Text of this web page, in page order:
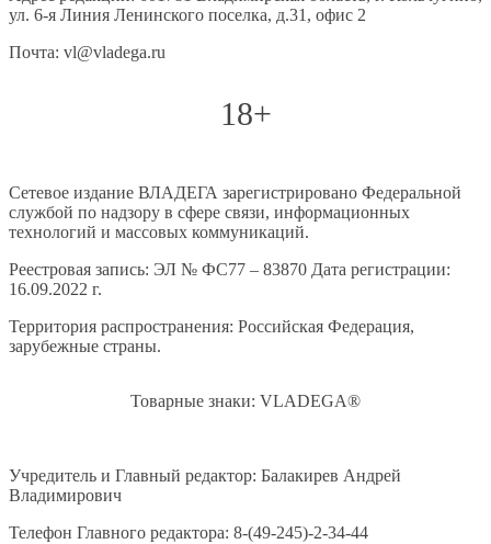
ул. 6-я Линия Ленинского поселка, д.31, офис 2
Почта: vl@vladega.ru
18+
Сетевое издание ВЛАДЕГА зарегистрировано Федеральной
службой по надзору в сфере связи, информационных
технологий и массовых коммуникаций.
Реестровая запись: ЭЛ № ФС77 – 83870 Дата регистрации:
16.09.2022 г.
Территория распространения: Российская Федерация,
зарубежные страны.
Товарные знаки: VLADEGA®
Учредитель и Главный редактор: Балакирев Андрей
Владимирович
Телефон Главного редактора: 8-(49-245)-2-34-44